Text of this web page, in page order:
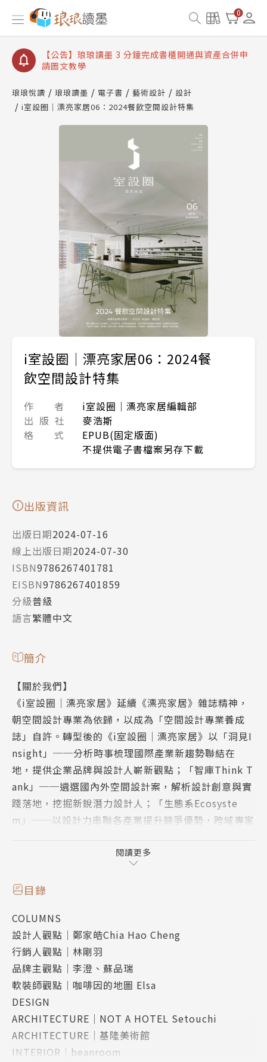
0
【公告】琅琅讀墨數位閱讀資產合併與書櫃開通申請
【公告】琅琅讀墨書櫃開通常見問題
【公告】琅琅讀墨 3 分鐘完成書櫃開通與資產合併申
請圖文教學
查詢
【公告】琅琅讀墨數位閱讀資產合併與書櫃開通申請
琅琅悅讀 琅琅讀墨 電子書 藝術設計
設計
i室設圈│漂亮家居06：2024餐飲空間設計特集
i室設圈│漂亮家居06：2024餐
飲空間設計特集
作 者
i室設圈│漂亮家居編輯部
出 版 社
麥浩斯
格 式
EPUB(固定版面)
不提供電子書檔案另存下載
出版資訊
出版日期2024-07-16
線上出版日期2024-07-30
ISBN9786267401781
EISBN9786267401859
分級普級
語言繁體中文
簡介
【關於我們】
《i室設圈│漂亮家居》延續《漂亮家居》雜誌精神，
朝空間設計專業為依歸，以成為「空間設計專業養成
誌」自許。轉型後的《i室設圈│漂亮家居》以「洞見I
nsight」──分析時事梳理國際產業新趨勢聯結在
地，提供企業品牌與設計人嶄新觀點；「智庫Think T
ank」──遴選國內外空間設計案，解析設計創意與實
踐落地，挖掘新銳潛力設計人；「生態系Ecosyste
m」──以設計力串聯各產業提升競爭優勢，跨域專家
習、產業轉型升級的重要知識平台。
《i室設圈│漂亮家居》每年1月、4月、7月、10月出
刊。對應產業以搭建多元設計平台為核心，補足學校沒
計人更實用的內容；對應知識以提供專業設計、不同領
域內容帶動設計跨域學習，同時著重本土與外來設計並
重的多國學習。
CONTENTS
3_TOPIC──2024餐飲空間設計特集
場景式空間行銷術──文化性‧科技性‧儀式感
INTERVIEW 場景式餐飲空間設計發展趨勢
閱讀更多
目錄
COLUMNS
設計人觀點│鄭家皓Chia Hao Cheng
行銷人觀點│林剛羽
品牌主觀點│李澄、蘇品瑞
軟裝師觀點│咖啡因的地圖 Elsa
DESIGN
ARCHITECTURE│NOT A HOTEL Setouchi
ARCHITECTURE│基隆美術館
INTERIOR│beanroom